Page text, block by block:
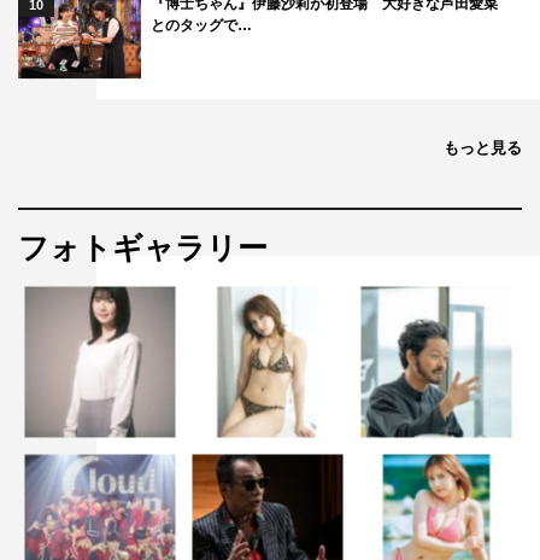
10
とのタッグで…
もっと見る
フォトギャラリー